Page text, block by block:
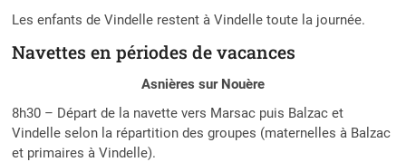
Les enfants de Vindelle restent à Vindelle toute la journée.
Navettes en périodes de vacances
Asnières sur Nouère
8h30 – Départ de la navette vers Marsac puis Balzac et
Vindelle selon la répartition des groupes (maternelles à Balzac
et primaires à Vindelle).